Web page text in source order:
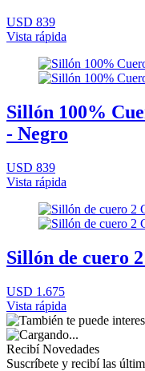
USD 839
Vista rápida
Sillón 100%
- Negro
USD 839
Vista rápida
Sillón de cuero
USD 1.675
Vista rápida
Recibí Novedades
Suscríbete y recibí las